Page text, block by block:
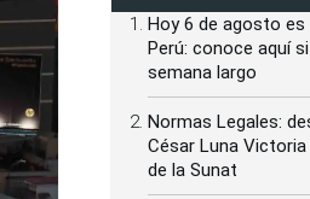
Hoy 6 de agosto
Perú: conoce aquí
semana largo
Normas Legales:
César Luna
de la Sunat